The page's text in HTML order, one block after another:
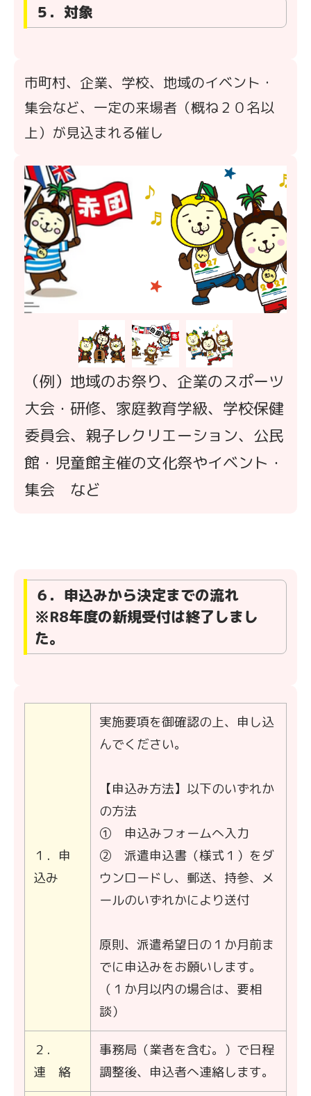
５．対象
市町村、企業、学校、地域のイベント・
集会など、一定の来場者（概ね２０名以
上）が見込まれる催し
（例）地域のお祭り、企業のスポーツ
大会・研修、家庭教育学級、学校保健
委員会、親子レクリエーション、公民
館・児童館主催の文化祭やイベント・
集会 など
６．申込みから決定までの流れ
※R8年度の新規受付は終了しまし
た。
１．申
込み
実施要項を御確認の上、申し込
んでください。
【申込み方法】以下のいずれか
の方法
① 申込みフォームへ入力
② 派遣申込書（様式１）をダ
ウンロードし、郵送、持参、メ
ールのいずれかにより送付
原則、派遣希望日の１か月前ま
でに申込みをお願いします。
（１か月以内の場合は、要相
談）
２．
連 絡
事務局（業者を含む。）で日程
調整後、申込者へ連絡します。